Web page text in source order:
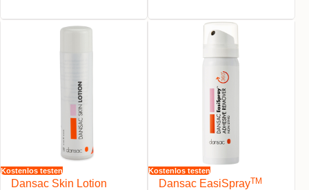
Kostenlos testen
Dansac Skin Lotion
Kostenlos testen
Dansac EasiSprayTM